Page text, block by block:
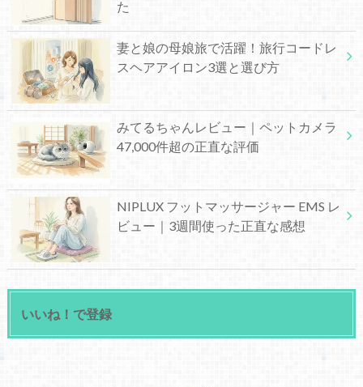
た
妻と娘の母娘旅で活躍！旅行コードレ
スヘアアイロン3選と選び方
みてるちゃんレビュー｜ペットカメラ
47,000件超の正直な評価
NIPLUX フットマッサージャー EMS レ
ビュー｜3週間使った正直な感想
いいね！で登録